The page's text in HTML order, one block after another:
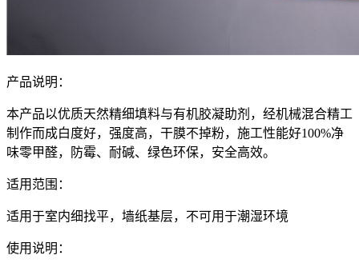
产品说明：
本产品以优质天然精细填料与有机胶凝助剂，经机械混合精工
制作而成白度好，强度高，干膜不掉粉，施工性能好100%净
味零甲醛，防霉、耐碱、绿色环保，安全高效。
适用范围：
适用于室内细找平，墙纸基层，不可用于潮湿环境
使用说明：